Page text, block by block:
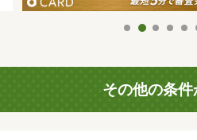
その他の条